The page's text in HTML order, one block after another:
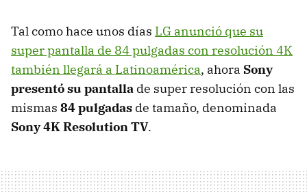
Tal como hace unos días LG anunció que su
super pantalla de 84 pulgadas con resolución 4K
también llegará a Latinoamérica, ahora Sony
presentó su pantalla de super resolución con las
mismas 84 pulgadas de tamaño, denominada
Sony 4K Resolution TV.